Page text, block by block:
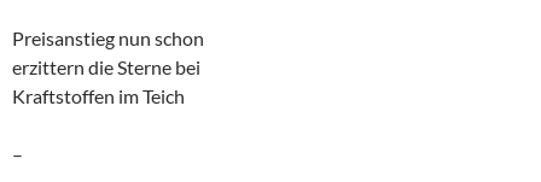
Preisanstieg nun schon
erzittern die Sterne bei
Kraftstoffen im Teich
–